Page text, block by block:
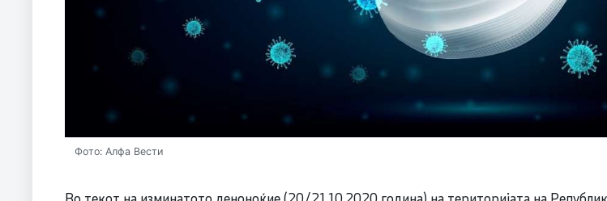
Фото: Алфа Вести